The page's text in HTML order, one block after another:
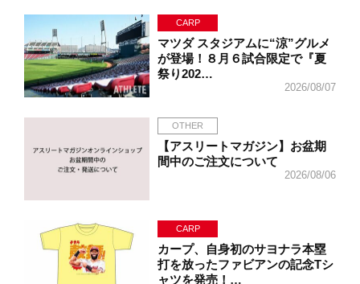
CARP
マツダ スタジアムに“涼”グルメ
が登場！８月６試合限定で『夏
祭り202…
2026/08/07
OTHER
【アスリートマガジン】お盆期
間中のご注文について
2026/08/06
CARP
カープ、自身初のサヨナラ本塁
打を放ったファビアンの記念Tシ
ャツを発売！…